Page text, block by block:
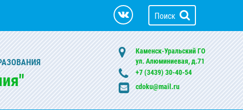
Поиск
Каменск-Уральский ГО
ул. Алюминиевая, д.71
+7 (3439) 30-40-54
cdoku@mail.ru